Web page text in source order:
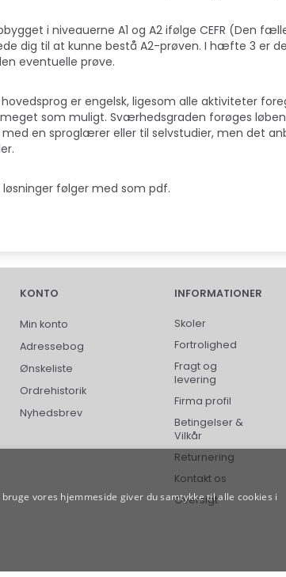
i niveauerne A1 og A2 ifølge CEFR (Den
dig til at kunne bestå A2-prøven. I hæfte 3 er
eventuelle prøve.
er engelsk, ligesom alle aktiviteter
som muligt. Sværhedsgraden forøges
med en sproglærer eller til selvstudier, men det
løsninger følger med som pdf.
KONTO
Min konto
Adressebog
Ønskeliste
Ordrehistorik
Nyhedsbrev
INFORMATIONER
Skoler
Fortrolighed
Fragt og
levering
Firma profil
Betingelser &
Vilkår
Returnering
Kontakt os
Oversigt
vores hjemmeside giver du samtykke til alle cookies i